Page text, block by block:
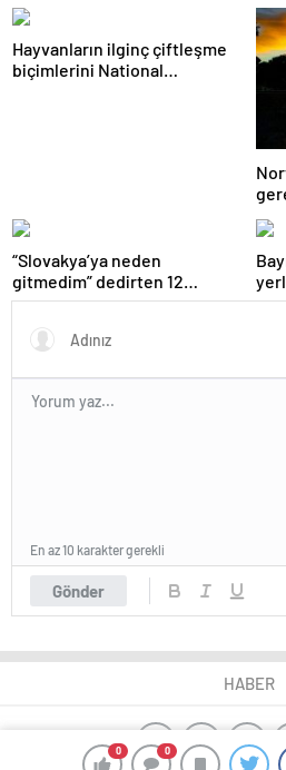
0 0
Hayvanların ilginç çiftleşme
biçimlerini National
“Slovakya’ya neden
gitmedim” dedirten 12
fotoğraf
Gönder
En az 10 karakter gerekli
HABER